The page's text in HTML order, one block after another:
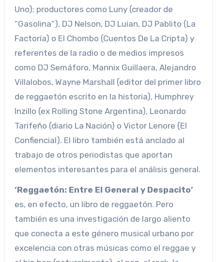
Uno); productores como Luny (creador de
“Gasolina”), DJ Nelson, DJ Luian, DJ Pablito (La
Factoría) o El Chombo (Cuentos De La Cripta) y
referentes de la radio o de medios impresos
como DJ Semáforo, Mannix Guillaera, Alejandro
Villalobos, Wayne Marshall (editor del primer libro
de reggaetón escrito en la historia), Humphrey
Inzillo (ex Rolling Stone Argentina), Leonardo
Tarifeño (diario La Nación) o Victor Lenore (El
Confiencial). El libro también está anclado al
trabajo de otros periodistas que aportan
elementos interesantes para el análisis general.
‘Reggaetón: Entre El General y Despacito’
es, en efecto, un libro de reggaetón. Pero
también es una investigación de largo aliento
que conecta a este género musical urbano por
excelencia con otras músicas como el reggae y